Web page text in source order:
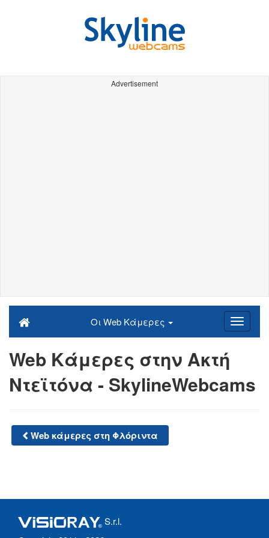
Advertisement
Οι Web Κάμερες
Web Κάμερες στην Ακτή
Ντεϊτόνα - SkylineWebcams
Web κάμερες στη Φλόριντα
S.r.l.